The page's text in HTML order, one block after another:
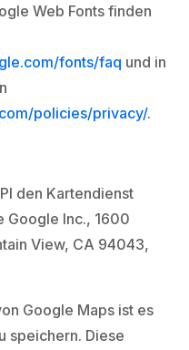
Web Fonts finden
fonts/faq und in
policies/privacy/.
den Kartendienst
Google Inc., 1600
View, CA 94043,
Google Maps ist es
speichern. Diese